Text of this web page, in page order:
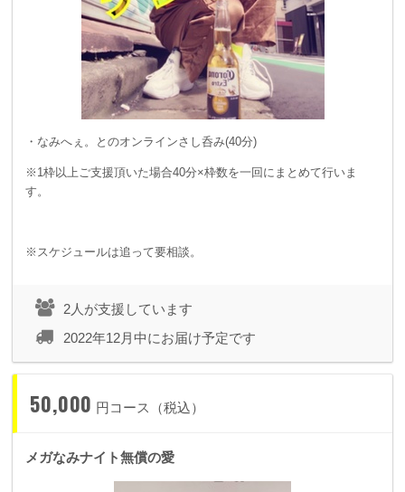
・なみへぇ。とのオンラインさし呑み(40分)
※1枠以上ご支援頂いた場合40分×枠数を一回にまとめて行いま
す。
※スケジュールは追って要相談。
2人が支援しています
2022年12月中にお届け予定です
50,000 円コース（税込）
メガなみナイト無償の愛